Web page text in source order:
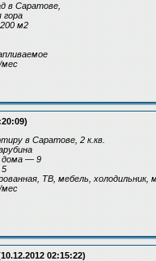
в Саратове,
гора
м2
мес
в Саратове, 2 к.кв.
дома — 9
ТВ, мебель,
мес
02:15:22)